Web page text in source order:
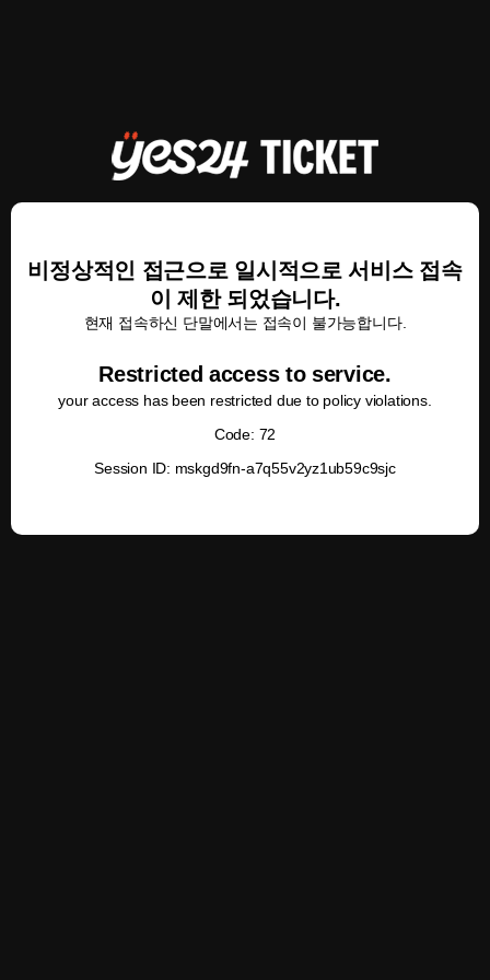
비정상적인 접근으로 일시적으로 서비스 접속
이 제한 되었습니다.
현재 접속하신 단말에서는 접속이 불가능합니다.
Restricted access to service.
your access has been restricted due to policy violations.
Code: 72
Session ID: mskgd9fn-a7q55v2yz1ub59c9sjc